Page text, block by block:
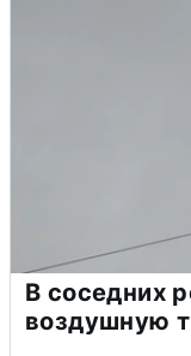
В соседних
воздушную